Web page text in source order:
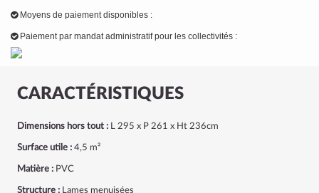
CARACTÉRISTIQUES
Dimensions hors tout : L 295 x P 261 x Ht 236cm
Surface utile : 4,5 m²
Matière : PVC
Structure : Lames menuisées
Moyens de paiement disponibles :
Paiement par mandat administratif pour les collectivités :